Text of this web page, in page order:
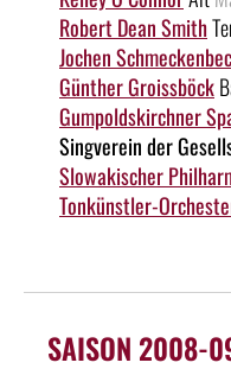
Robert Dean Smith
Jochen
Günther Groissböck
Gumpoldskirchner
Singverein der
Slowakischer
Tonkünstler-
SAISON 2008-